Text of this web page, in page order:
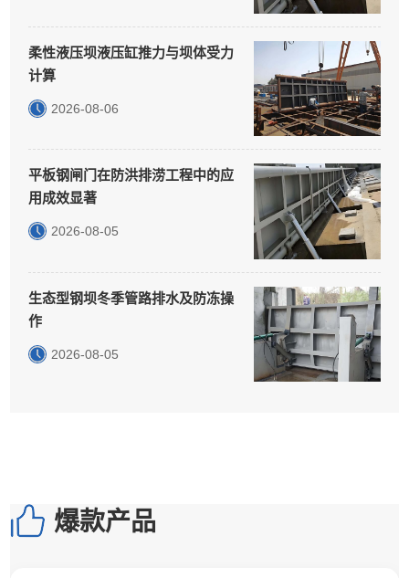
柔性液压坝液压缸推力与坝体受力
计算
2026-08-06
平板钢闸门在防洪排涝工程中的应
用成效显著
2026-08-05
生态型钢坝冬季管路排水及防冻操
作
2026-08-05
爆款产品